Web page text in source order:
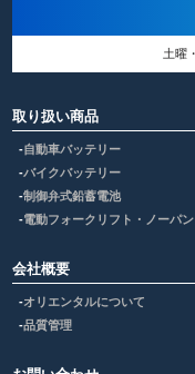
土曜
取り扱い商品
自動車バッテリー
バイクバッテリー
制御弁式鉛蓄電池
電動フォークリフト・ノーパ
会社概要
オリエンタルについて
品質管理